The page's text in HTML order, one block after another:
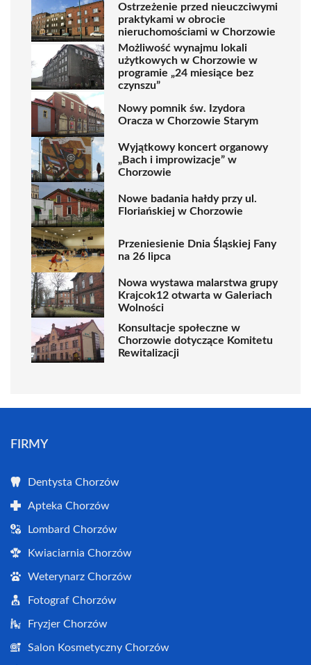
Ostrzeżenie przed nieuczciwymi
praktykami w obrocie
nieruchomościami w Chorzowie
Możliwość wynajmu lokali
użytkowych w Chorzowie w
programie „24 miesiące bez
czynszu”
Nowy pomnik św. Izydora
Oracza w Chorzowie Starym
Wyjątkowy koncert organowy
„Bach i improwizacje” w
Chorzowie
Nowe badania hałdy przy ul.
Floriańskiej w Chorzowie
Przeniesienie Dnia Śląskiej Fany
na 26 lipca
Nowa wystawa malarstwa grupy
Krajcok12 otwarta w Galeriach
Wolności
Konsultacje społeczne w
Chorzowie dotyczące Komitetu
Rewitalizacji
FIRMY
Dentysta Chorzów
Apteka Chorzów
Lombard Chorzów
Kwiaciarnia Chorzów
Weterynarz Chorzów
Fotograf Chorzów
Fryzjer Chorzów
Salon Kosmetyczny Chorzów